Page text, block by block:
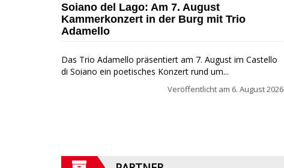
Soiano del Lago: Am 7. August
Kammerkonzert in der Burg mit Trio
Adamello
Das Trio Adamello präsentiert am 7. August im Castello
di Soiano ein poetisches Konzert rund um...
Veröffentlicht am 6. August 2026